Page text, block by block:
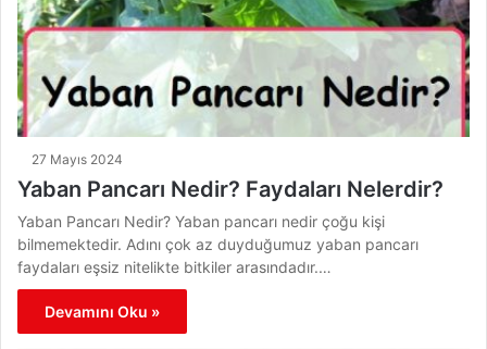
27 Mayıs 2024
Yaban Pancarı Nedir? Faydaları Nelerdir?
Yaban Pancarı Nedir? Yaban pancarı nedir çoğu kişi
bilmemektedir. Adını çok az duyduğumuz yaban pancarı
faydaları eşsiz nitelikte bitkiler arasındadır.…
Devamını Oku »